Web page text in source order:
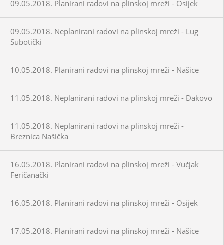
09.05.2018. Planirani radovi na plinskoj mreži - Osijek
09.05.2018. Neplanirani radovi na plinskoj mreži - Lug
Subotički
10.05.2018. Planirani radovi na plinskoj mreži - Našice
11.05.2018. Neplanirani radovi na plinskoj mreži - Đakovo
11.05.2018. Neplanirani radovi na plinskoj mreži -
Breznica Našička
16.05.2018. Planirani radovi na plinskoj mreži - Vučjak
Feričanački
16.05.2018. Planirani radovi na plinskoj mreži - Osijek
17.05.2018. Planirani radovi na plinskoj mreži - Našice